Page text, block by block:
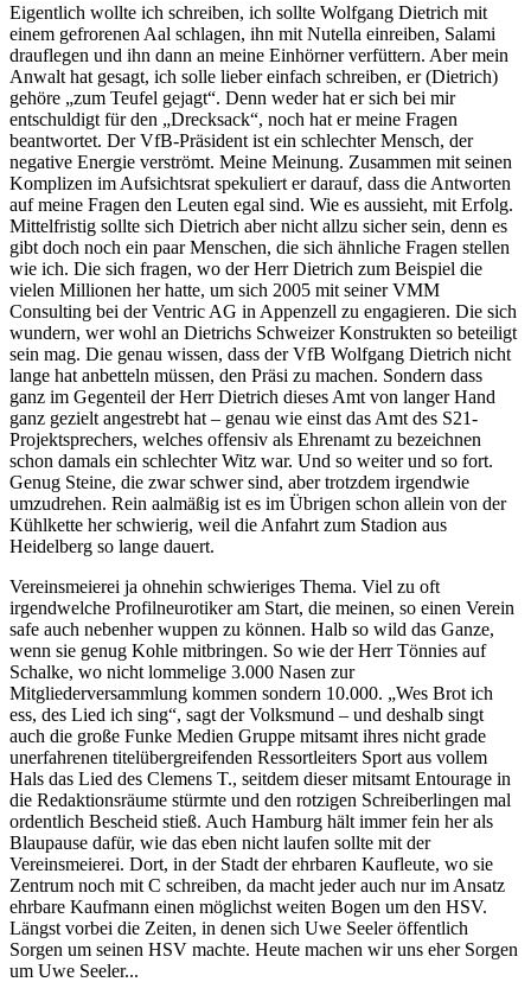
Eigentlich wollte ich schreiben, ich sollte Wolfgang Dietrich mit
einem gefrorenen Aal schlagen, ihn mit Nutella einreiben, Salami
drauflegen und ihn dann an meine Einhörner verfüttern. Aber mein
Anwalt hat gesagt, ich solle lieber einfach schreiben, er (Dietrich)
gehöre „zum Teufel gejagt“. Denn weder hat er sich bei mir
entschuldigt für den „Drecksack“, noch hat er meine Fragen
beantwortet. Der VfB-Präsident ist ein schlechter Mensch, der
negative Energie verströmt. Meine Meinung. Zusammen mit seinen
Komplizen im Aufsichtsrat spekuliert er darauf, dass die Antworten
auf meine Fragen den Leuten egal sind. Wie es aussieht, mit Erfolg.
Mittelfristig sollte sich Dietrich aber nicht allzu sicher sein, denn es
gibt doch noch ein paar Menschen, die sich ähnliche Fragen stellen
wie ich. Die sich fragen, wo der Herr Dietrich zum Beispiel die
vielen Millionen her hatte, um sich 2005 mit seiner VMM
Consulting bei der Ventric AG in Appenzell zu engagieren. Die sich
wundern, wer wohl an Dietrichs Schweizer Konstrukten so beteiligt
sein mag. Die genau wissen, dass der VfB Wolfgang Dietrich nicht
lange hat anbetteln müssen, den Präsi zu machen. Sondern dass
ganz im Gegenteil der Herr Dietrich dieses Amt von langer Hand
ganz gezielt angestrebt hat – genau wie einst das Amt des S21-
Projektsprechers, welches offensiv als Ehrenamt zu bezeichnen
schon damals ein schlechter Witz war. Und so weiter und so fort.
Genug Steine, die zwar schwer sind, aber trotzdem irgendwie
umzudrehen. Rein aalmäßig ist es im Übrigen schon allein von der
Kühlkette her schwierig, weil die Anfahrt zum Stadion aus
Heidelberg so lange dauert.
Vereinsmeierei ja ohnehin schwieriges Thema. Viel zu oft
irgendwelche Profilneurotiker am Start, die meinen, so einen Verein
safe auch nebenher wuppen zu können. Halb so wild das Ganze,
wenn sie genug Kohle mitbringen. So wie der Herr Tönnies auf
Schalke, wo nicht lommelige 3.000 Nasen zur
Mitgliederversammlung kommen sondern 10.000. „Wes Brot ich
ess, des Lied ich sing“, sagt der Volksmund – und deshalb singt
auch die große Funke Medien Gruppe mitsamt ihres nicht grade
unerfahrenen titelübergreifenden Ressortleiters Sport aus vollem
Hals das Lied des Clemens T., seitdem dieser mitsamt Entourage in
die Redaktionsräume stürmte und den rotzigen Schreiberlingen mal
ordentlich Bescheid stieß. Auch Hamburg hält immer fein her als
Blaupause dafür, wie das eben nicht laufen sollte mit der
Vereinsmeierei. Dort, in der Stadt der ehrbaren Kaufleute, wo sie
Zentrum noch mit C schreiben, da macht jeder auch nur im Ansatz
ehrbare Kaufmann einen möglichst weiten Bogen um den HSV.
Längst vorbei die Zeiten, in denen sich Uwe Seeler öffentlich
Sorgen um seinen HSV machte. Heute machen wir uns eher Sorgen
um Uwe Seeler...